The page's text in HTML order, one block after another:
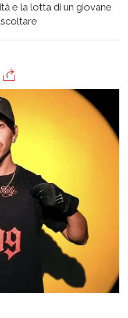
e la lotta di un giovane